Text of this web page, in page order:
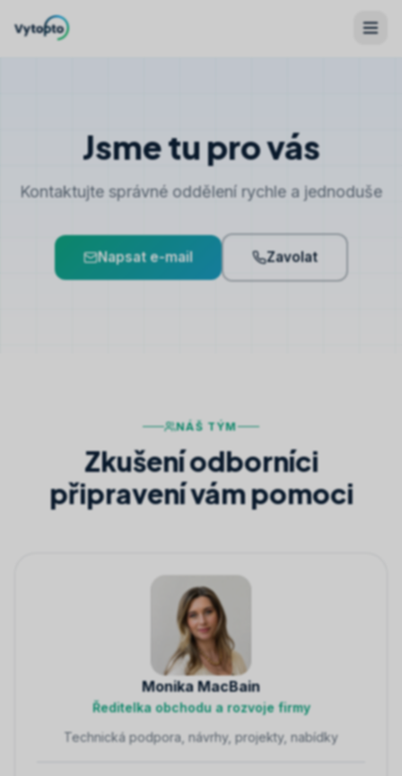
Jsme tu pro vás
Kontaktujte správné oddělení rychle a jednoduše
Napsat e-mail Zavolat
NÁŠ TÝM
Zkušení odborníci
připravení vám pomoci
Monika MacBain
Ředitelka obchodu a rozvoje firmy
Technická podpora, návrhy, projekty, nabídky